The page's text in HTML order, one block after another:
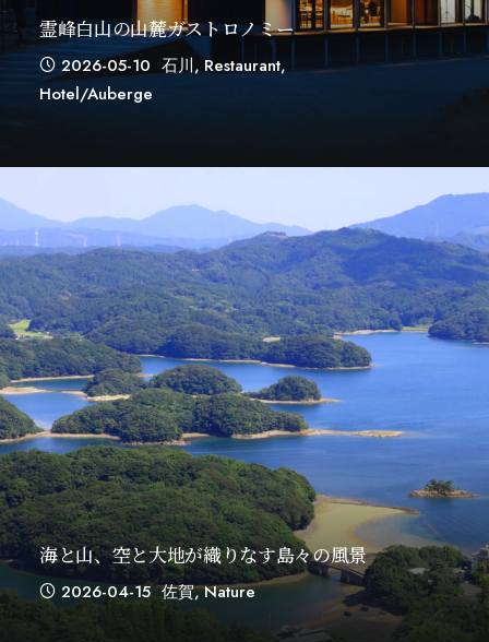
霊峰白山の山麓ガストロノミー
2026-05-10 石川, Restaurant,
Hotel/auberge
海と山、空と大地が織りなす島々の風景
2026-04-15 佐賀,Nature